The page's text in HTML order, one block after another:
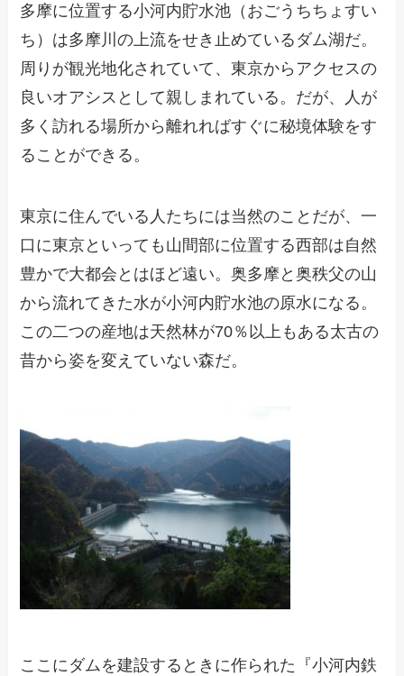
多摩に位置する小河内貯水池（おごうちちょすい
ち）は多摩川の上流をせき止めているダム湖だ。
周りが観光地化されていて、東京からアクセスの
良いオアシスとして親しまれている。だが、人が
多く訪れる場所から離れればすぐに秘境体験をす
ることができる。
東京に住んでいる人たちには当然のことだが、一
口に東京といっても山間部に位置する西部は自然
豊かで大都会とはほど遠い。奥多摩と奥秩父の山
から流れてきた水が小河内貯水池の原水になる。
この二つの産地は天然林が70％以上もある太古の
昔から姿を変えていない森だ。
ここにダムを建設するときに作られた『小河内鉄